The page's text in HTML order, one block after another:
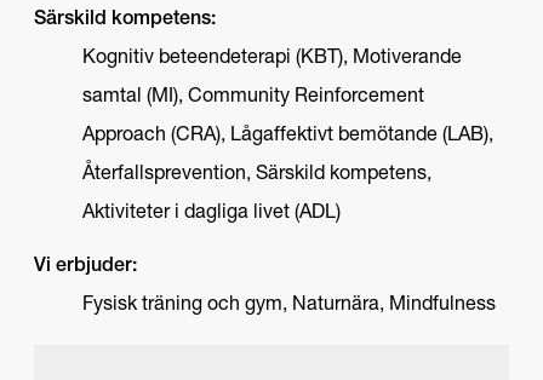
Särskild kompetens:
Kognitiv beteendeterapi (KBT), Motiverande
samtal (MI), Community Reinforcement
Approach (CRA), Lågaffektivt bemötande (LAB),
Återfallsprevention, Särskild kompetens,
Aktiviteter i dagliga livet (ADL)
Vi erbjuder:
Fysisk träning och gym, Naturnära, Mindfulness